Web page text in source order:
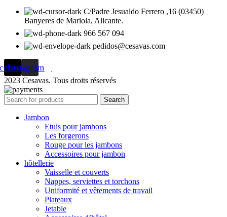
C/Padre Jesualdo Ferrero ,16 (03450)
Banyeres de Mariola, Alicante.
966 567 094
pedidos@cesavas.com
Instagram
2023 Cesavas. Tous droits réservés
Search
Jambon
Etuis pour jambons
Les forgerons
Rouge pour les jambons
Accessoires pour jambon
hôtellerie
Vaisselle et couverts
Nappes, serviettes et torchons
Uniformité et vêtements de travail
Plateaux
Jetable